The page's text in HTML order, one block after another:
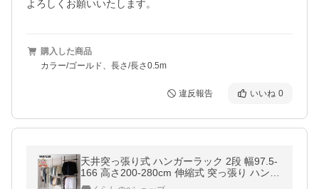
よろしくお願いいたします。
購入した商品
カラー/ゴールド、長さ/長さ0.5m
違反報告 いいね 0
天井突っ張り式 ハンガーラック 2段 幅97.5-
166 高さ200-280cm 伸縮式 突っ張り ハンガ
ーラック つっぱりラック クローゼット 収納